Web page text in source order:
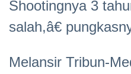
Shootingnya 3
salah,â€
Melansir Tribun-